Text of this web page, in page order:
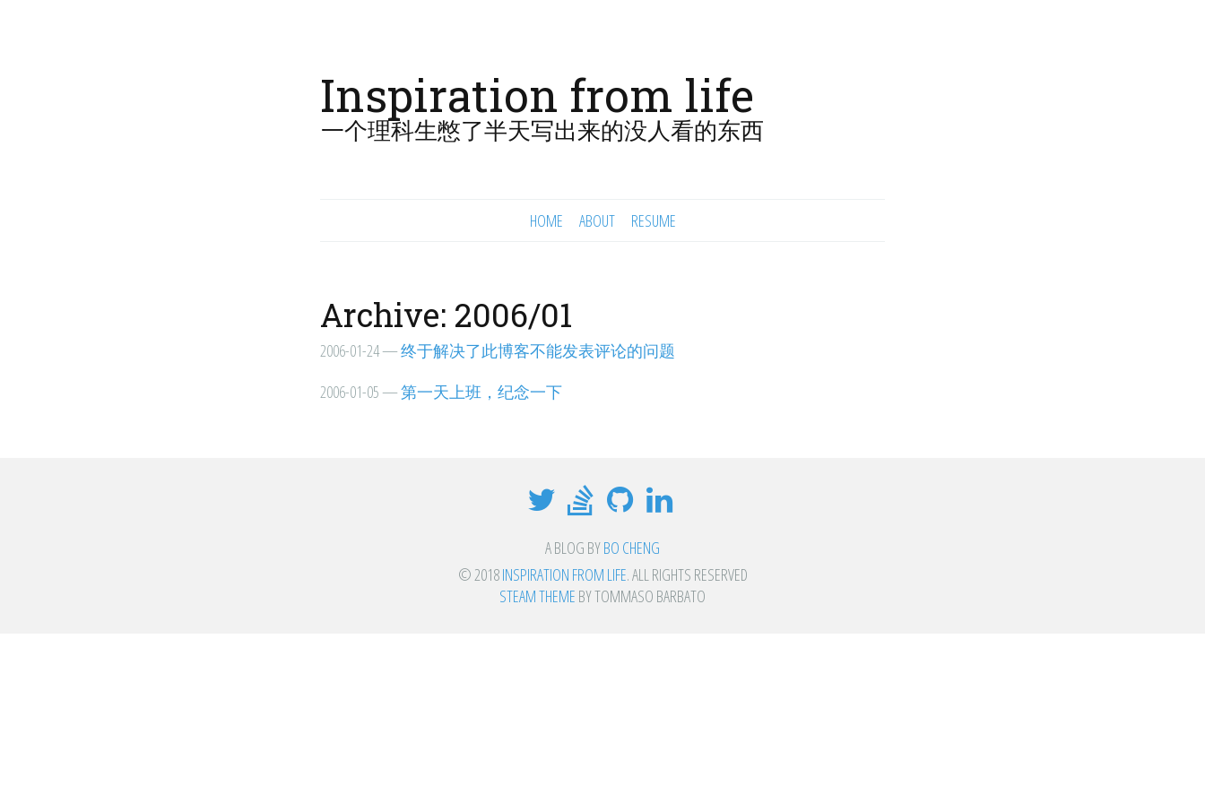
Inspiration from life
一个理科生憋了半天写出来的没人看的东西
HOME ABOUT RESUME
Archive: 2006/01
2006-01-24—终于解决了此博客不能发表评论的问题
2006-01-05—第一天上班，纪念一下
A BLOG BYBO CHENG
© 2018INSPIRATION FROM LIFE. ALL RIGHTS RESERVED
STEAM THEME BY TOMMASO BARBATO